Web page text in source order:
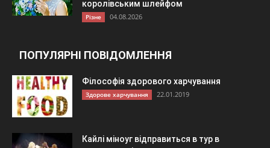
королівським шлейфом
Різне 04.08.2026
ПОПУЛЯРНІ ПОВІДОМЛЕННЯ
Філософія здорового харчування
Здорове харчування 22.01.2019
Кайлі міноуг відправиться в тур в